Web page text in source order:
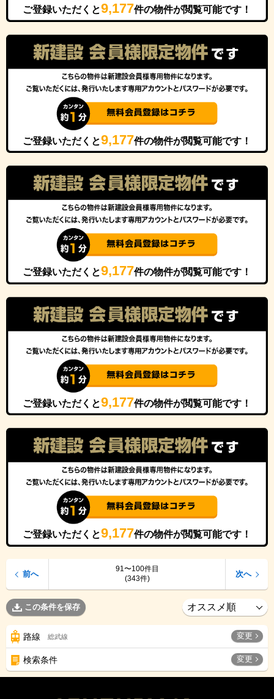
ご登録いただくと9,177件の物件が閲覧可能です！
ご登録いただくと9,177件の物件が閲覧可能です！
ご登録いただくと9,177件の物件が閲覧可能です！
ご登録いただくと9,177件の物件が閲覧可能です！
ご登録いただくと9,177件の物件が閲覧可能です！
91〜100件目
(343件)
前へ 次へ
この条件を保存
路線 総武線 変更
検索条件 変更